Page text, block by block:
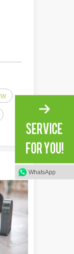
nos machines
WhatsApp